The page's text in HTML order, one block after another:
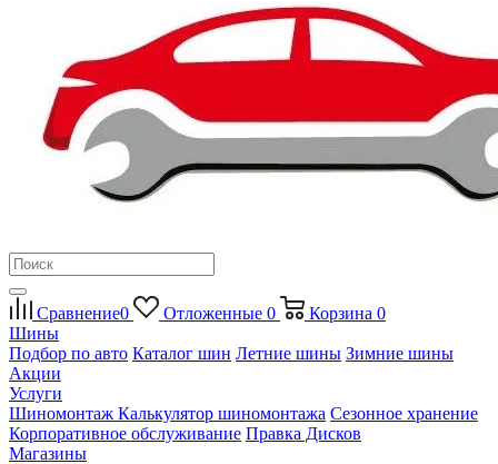
Сравнение0 Отложенные 0 Корзина 0
Шины
Подбор по авто Каталог шин Летние шины Зимние шины
Акции
Услуги
Шиномонтаж Калькулятор шиномонтажа Сезонное хранение
Корпоративное обслуживание Правка Дисков
Магазины